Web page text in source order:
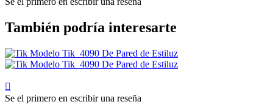
También podría interesarte

Se el primero en escribir una reseña